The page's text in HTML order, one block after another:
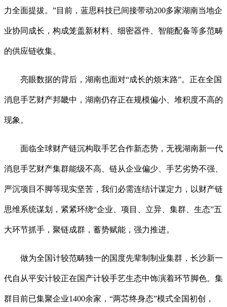
力全面提拔。”目前，蓝思科技已间接带动200多家湖南当地企
业协同成长，构成笼盖新材料、细密器件、智能配备等多范畴
的供应链收集。
亮眼数据的背后，湖南也面对“成长的烦末路”。正在全国
消息手艺财产邦畿中，湖南仍存正在规模偏小、堆积度不高的
现象。
面临全球财产链沉构取手艺合作新态势，无视湖南新一代
消息手艺财产集群能级不高、链从企业偏少、手艺劣势不强、
严沉项目不脚等现实坚苦，我们必需连结计谋定力，以财产链
思维系统谋划，紧紧环绕“企业、项目、立异、集群、生态”五
大环节抓手，聚链成群，蓄势赋能，强力推进。
做为全国计较范畴独一的国度先辈制制业集群，长沙新一
代自从平安计较正在国产计较手艺生态中饰演着环节脚色。集
群目前已集聚企业1400余家，“两芯终身态”模式全国初创，